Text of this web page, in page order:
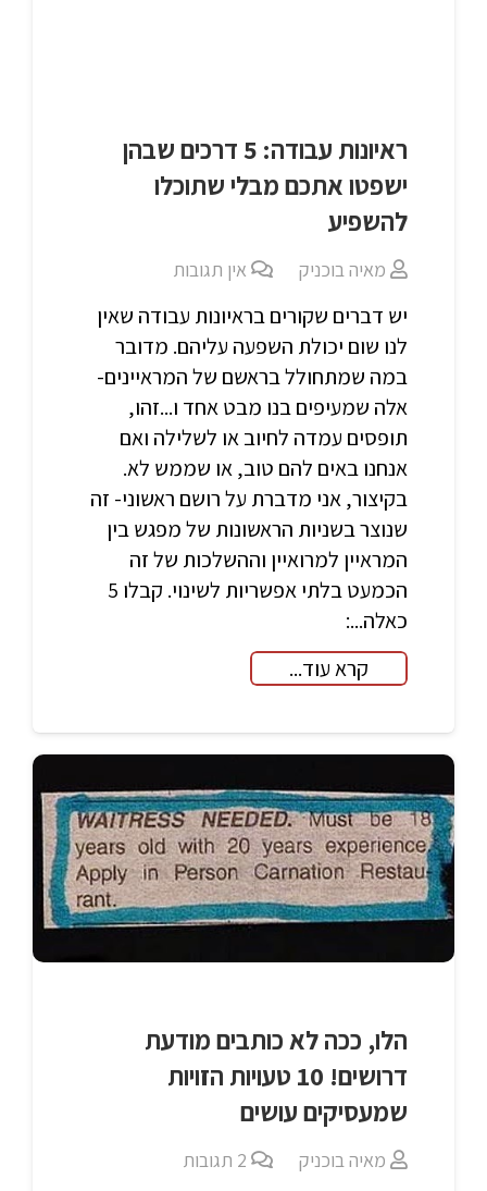
ראיונות עבודה: 5 דרכים שבהן
ישפטו אתכם מבלי שתוכלו
להשפיע
מאיה בוכניק אין תגובות
יש דברים שקורים בראיונות עבודה שאין
לנו שום יכולת השפעה עליהם. מדובר
במה שמתחולל בראשם של המראיינים-
אלה שמעיפים בנו מבט אחד ו...זהו,
תופסים עמדה לחיוב או לשלילה ואם
אנחנו באים להם טוב, או שממש לא.
בקיצור, אני מדברת על רושם ראשוני- זה
שנוצר בשניות הראשונות של מפגש בין
המראיין למרואיין וההשלכות של זה
הכמעט בלתי אפשריות לשינוי. קבלו 5
כאלה...:
קרא עוד...
הלו, ככה לא כותבים מודעת
דרושים! 10 טעויות הזויות
שמעסיקים עושים
מאיה בוכניק 2 תגובות